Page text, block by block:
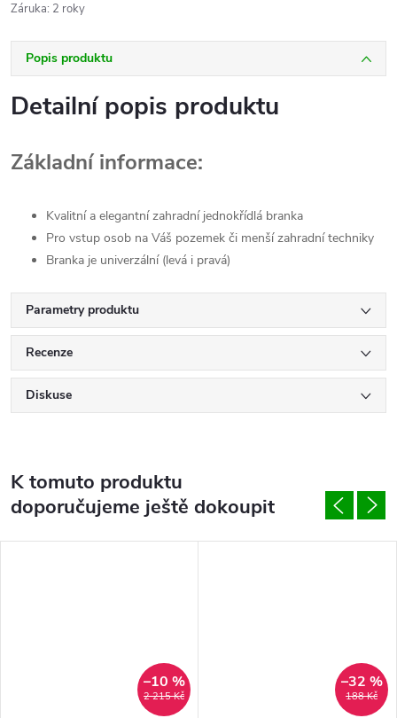
Záruka: 2 roky
Popis produktu
Detailní popis produktu
Základní informace:
Kvalitní a elegantní zahradní jednokřídlá branka
Pro vstup osob na Váš pozemek či menší zahradní techniky
Branka je univerzální (levá i pravá)
Parametry produktu
Recenze
Diskuse
K tomuto produktu
doporučujeme ještě dokoupit
2 215 Kč
–10 %
188 Kč
–32 %